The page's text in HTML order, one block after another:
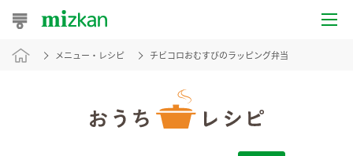
おうちレシピ
メニュー・レシピ チビコロおむすびのラッピング弁当